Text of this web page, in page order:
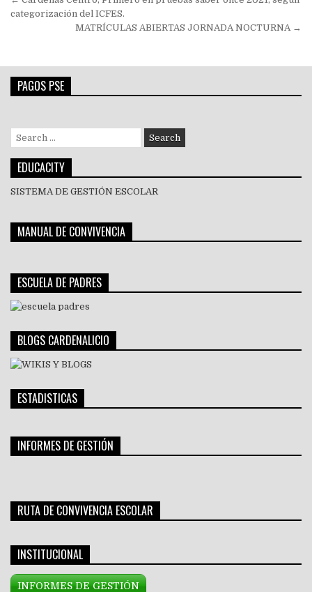
de
categorización del ICFES.
MATRÍCULAS ABIERTAS JORNADA NOCTURNA →
PAGOS PSE
Search
for:
EDUCACITY
SISTEMA DE GESTIÓN ESCOLAR
MANUAL DE CONVIVENCIA
ESCUELA DE PADRES
BLOGS CARDENALICIO
ESTADISTICAS
INFORMES DE GESTIÓN
RUTA DE CONVIVENCIA ESCOLAR
INSTITUCIONAL
INFORMES DE GESTIÓN